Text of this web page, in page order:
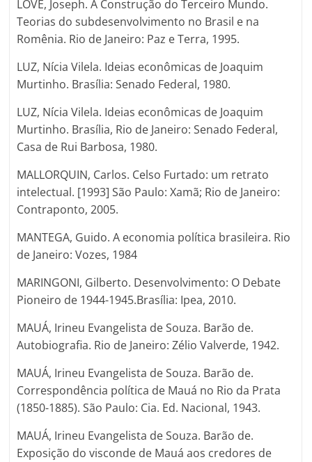
LOVE, Joseph. A Construção do Terceiro Mundo.
Teorias do subdesenvolvimento no Brasil e na
Romênia. Rio de Janeiro: Paz e Terra, 1995.
LUZ, Nícia Vilela. Ideias econômicas de Joaquim
Murtinho. Brasília: Senado Federal, 1980.
LUZ, Nícia Vilela. Ideias econômicas de Joaquim
Murtinho. Brasília, Rio de Janeiro: Senado Federal,
Casa de Rui Barbosa, 1980.
MALLORQUIN, Carlos. Celso Furtado: um retrato
intelectual. [1993] São Paulo: Xamã; Rio de Janeiro:
Contraponto, 2005.
MANTEGA, Guido. A economia política brasileira. Rio
de Janeiro: Vozes, 1984
MARINGONI, Gilberto. Desenvolvimento: O Debate
Pioneiro de 1944-1945.Brasília: Ipea, 2010.
MAUÁ, Irineu Evangelista de Souza. Barão de.
Autobiografia. Rio de Janeiro: Zélio Valverde, 1942.
MAUÁ, Irineu Evangelista de Souza. Barão de.
Correspondência política de Mauá no Rio da Prata
(1850-1885). São Paulo: Cia. Ed. Nacional, 1943.
MAUÁ, Irineu Evangelista de Souza. Barão de.
Exposição do visconde de Mauá aos credores de